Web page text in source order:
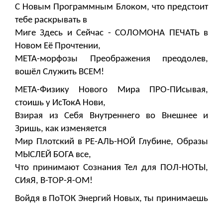
С Новым Программным Блоком, что предстоит
тебе раскрывать в
Миге Здесь и Сейчас - СОЛОМОНА ПЕЧАТЬ в
Новом Её Прочтении,
МЕТА-морфозы Преображения преодолев,
вошёл Служить ВСЕМ!
МЕТА-Физику Нового Мира ПРО-ПИсывая,
стоишь у ИсТокА Нови,
Взирая из Себя Внутреннего во Внешнее и
Зришь, как изменяется
Мир Плотский в РЕ-АЛЬ-НОЙ Глубине, Образы
МЫСЛЕЙ БОГА все,
Что принимают Сознания Тел для ПОЛ-НОТЫ,
СИяЯ, В-ТОР-Я-ОМ!
Войдя в ПоТОК Энергий Новых, ты принимаешь